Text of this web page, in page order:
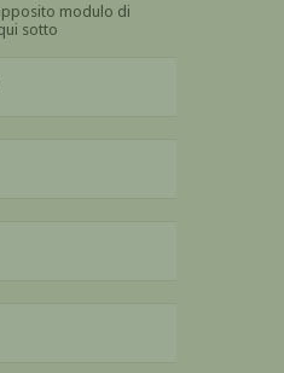
modulo di
sotto